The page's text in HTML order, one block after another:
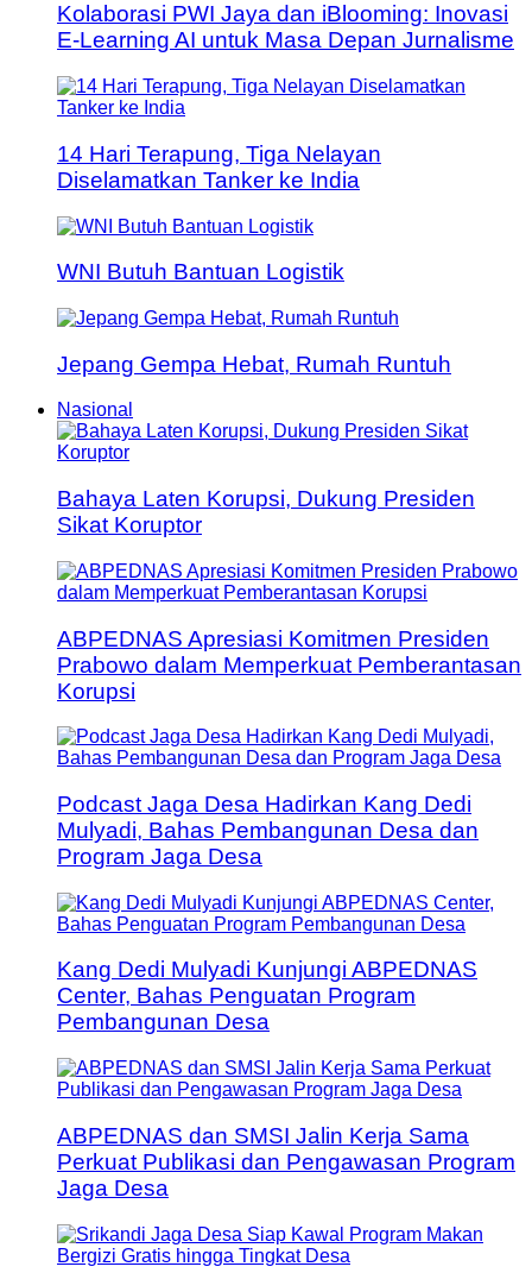
Kolaborasi PWI Jaya dan iBlooming: Inovasi
E-Learning AI untuk Masa Depan Jurnalisme
14 Hari Terapung, Tiga Nelayan
Diselamatkan Tanker ke India
WNI Butuh Bantuan Logistik
Jepang Gempa Hebat, Rumah Runtuh
Nasional
Bahaya Laten Korupsi, Dukung Presiden
Sikat Koruptor
ABPEDNAS Apresiasi Komitmen Presiden
Prabowo dalam Memperkuat Pemberantasan
Korupsi
Podcast Jaga Desa Hadirkan Kang Dedi
Mulyadi, Bahas Pembangunan Desa dan
Program Jaga Desa
Kang Dedi Mulyadi Kunjungi ABPEDNAS
Center, Bahas Penguatan Program
Pembangunan Desa
ABPEDNAS dan SMSI Jalin Kerja Sama
Perkuat Publikasi dan Pengawasan Program
Jaga Desa